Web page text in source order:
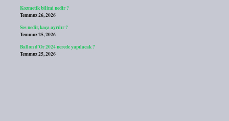
Kozmetik bilimi nedir ?
Temmuz 26, 2026
Ses nedir, kaça ayrılır ?
Temmuz 25, 2026
Ballon d’Or 2024 nerede yapılacak ?
Temmuz 25, 2026